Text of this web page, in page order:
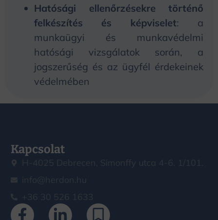
Hatósági ellenőrzésekre történő
felkészítés és képviselet: a
munkaügyi és munkavédelmi
hatósági vizsgálatok során, a
jogszerűség és az ügyfél érdekeinek
védelmében
Kapcsolat
H-4025 Debrecen, Simonffy utca 4-6. 1/101.
info@herdon.hu
+36 30 526 1633